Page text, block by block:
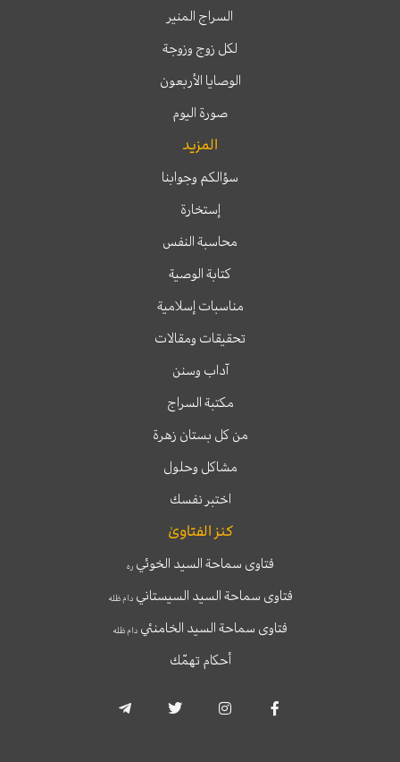
السراج المنير
لكل زوج وزوجة
الوصايا الأربعون
صورة اليوم
المزيد
سؤالكم وجوابنا
إستخارة
محاسبة النفس
كتابة الوصية
مناسبات إسلامية
تحقيقات ومقالات
آداب وسنن
مكتبة السراج
من كل بستان زهرة
مشاكل وحلول
اختبر نفسك
كنز الفتاوىٰ
فتاوى سماحة السيد الخوئيره
فتاوى سماحة السيد السيستانيدام ظله
فتاوى سماحة السيد الخامنئي دام ظله
أحكام تهمّك
a
c
s
i
l